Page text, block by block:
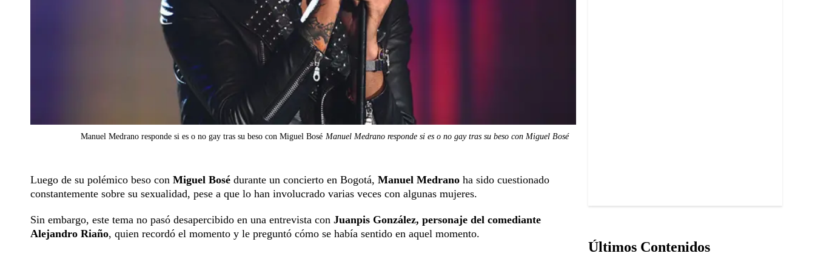
Manuel Medrano responde si es o no gay tras su beso con Miguel Bosé Manuel Medrano responde si es o no gay tras su beso con Miguel Bosé
Luego de su polémico beso con Miguel Bosé durante un concierto en Bogotá, Manuel Medrano ha sido cuestionado
constantemente sobre su sexualidad, pese a que lo han involucrado varias veces con algunas mujeres.
Sin embargo, este tema no pasó desapercibido en una entrevista con Juanpis González, personaje del comediante
Alejandro Riaño, quien recordó el momento y le preguntó cómo se había sentido en aquel momento.
Últimos Contenidos